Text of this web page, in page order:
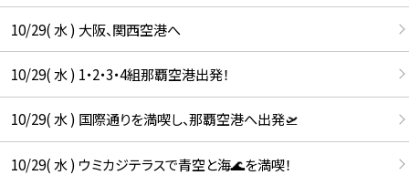
10/29( 水 ) 大阪、関西空港へ
10/29( 水 ) 1・2・3・4組那覇空港出発！
10/29( 水 ) 国際通りを満喫し、那覇空港へ出発🛫
10/29( 水 ) ウミカジテラスで青空と海🌊を満喫！